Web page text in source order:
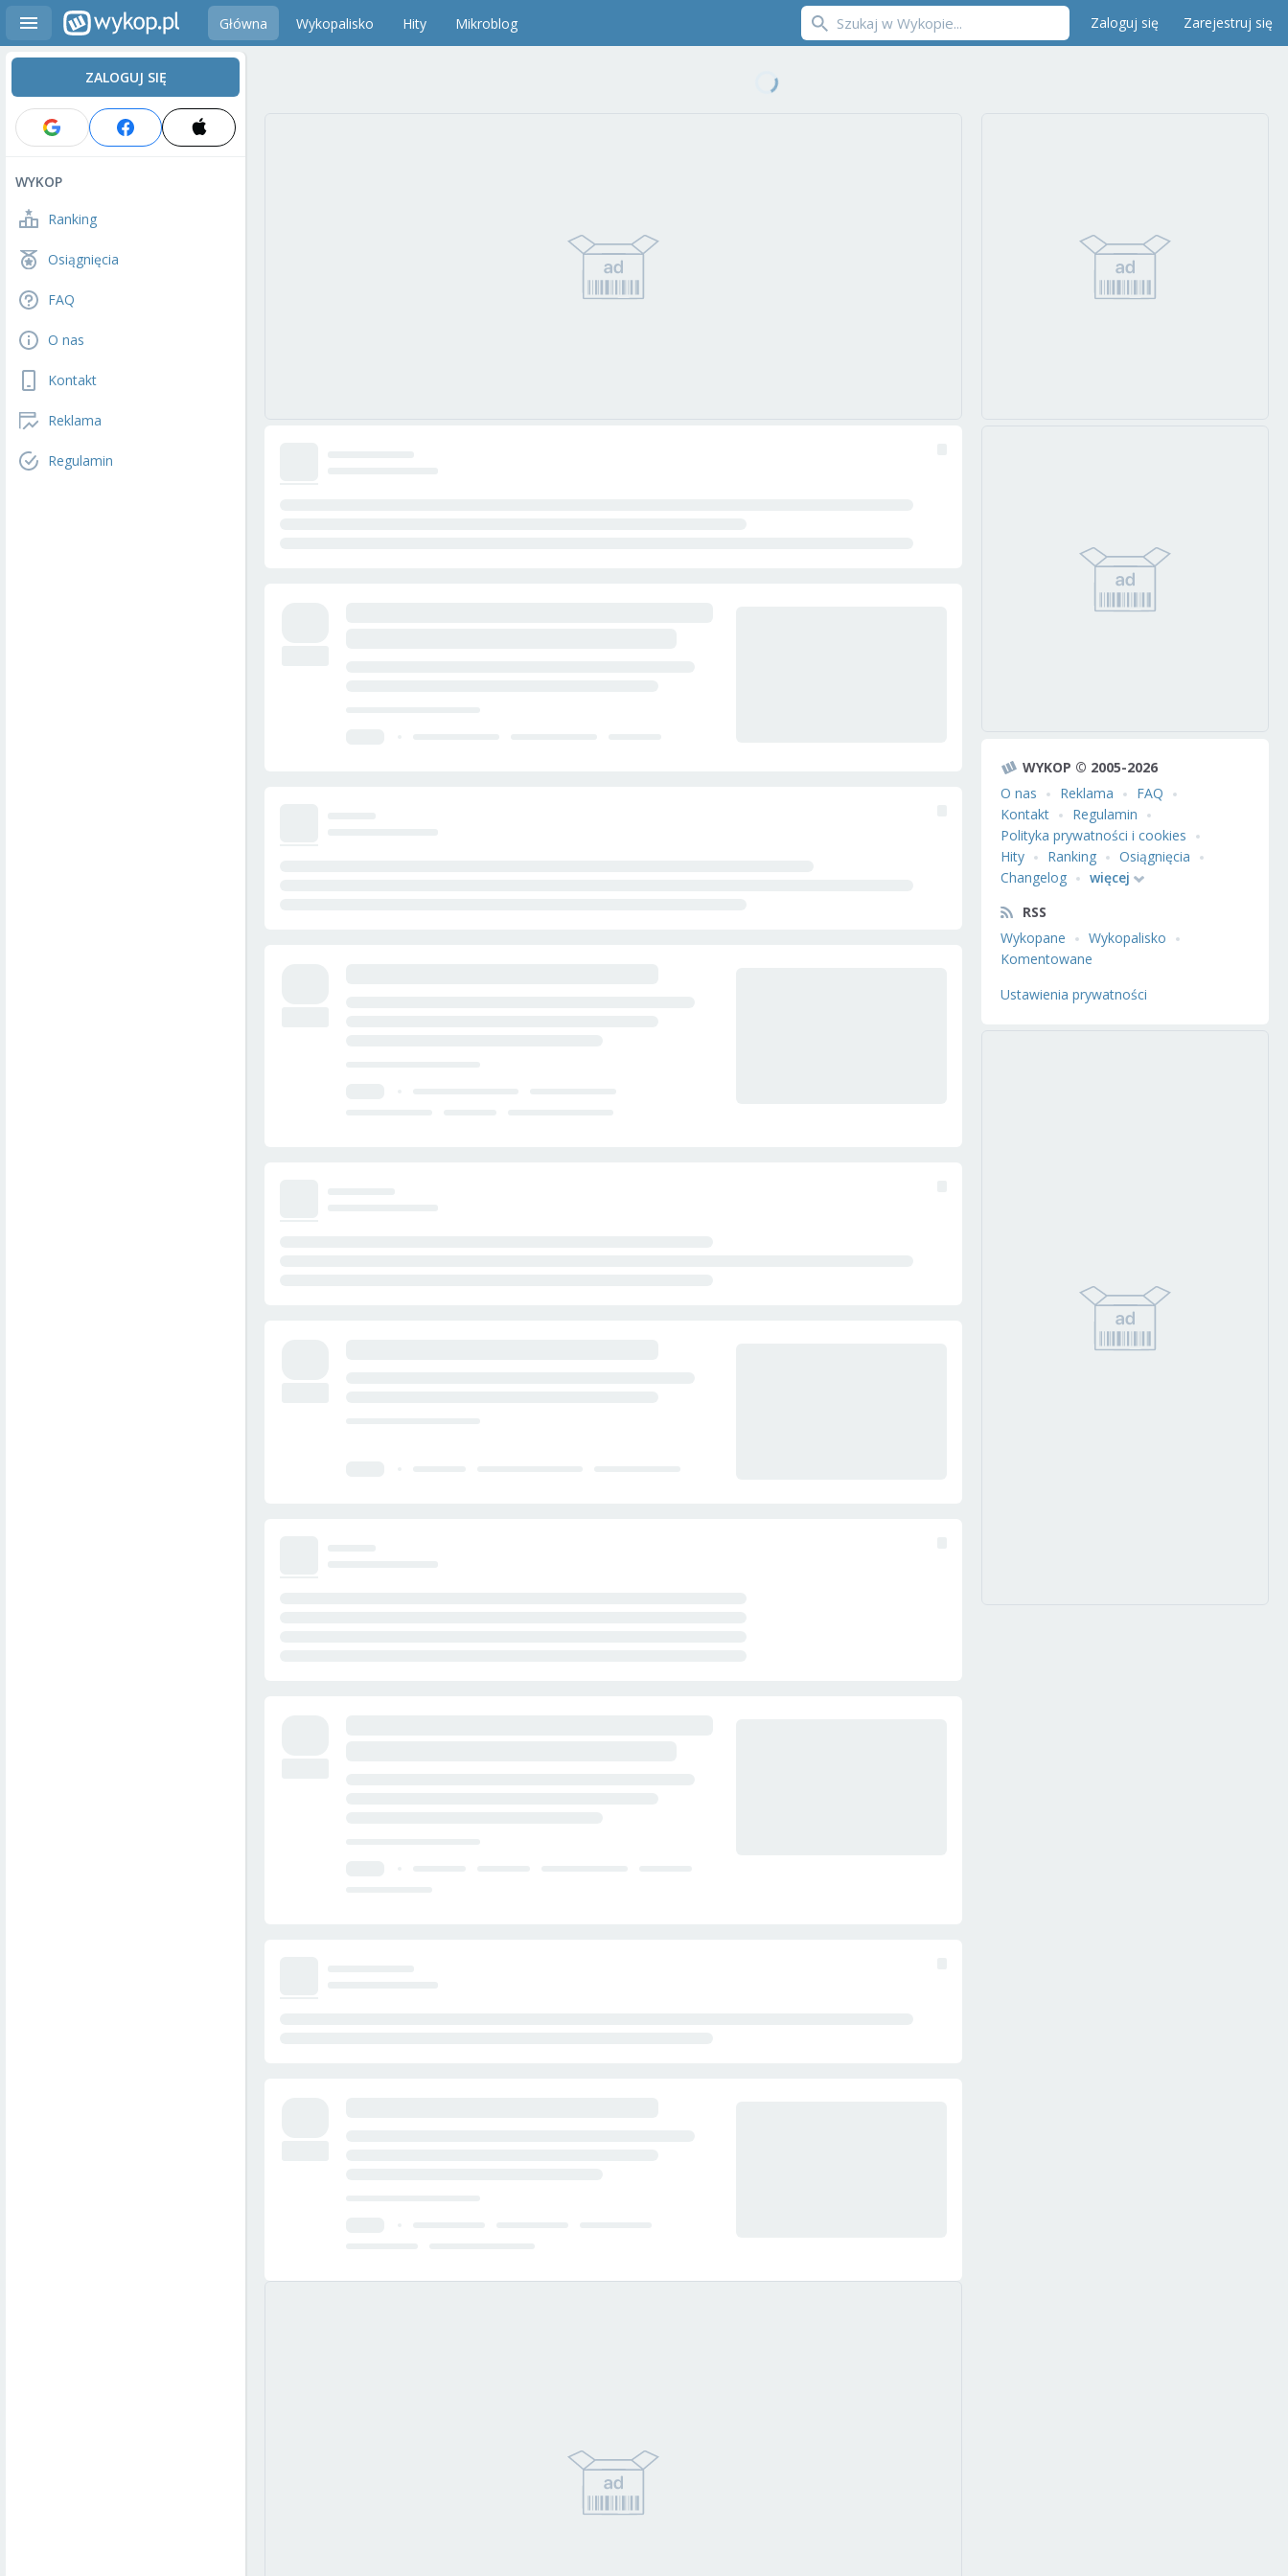
Główna Wykopalisko Hity Mikroblog Zaloguj się Zarejestruj się
ZALOGUJ SIĘ
WYKOP
Ranking
Osiągnięcia
FAQ
O nas
Kontakt
Reklama
Regulamin
WYKOP © 2005-2026
O nas
Reklama
FAQ
Kontakt
Regulamin
Polityka prywatności i cookies
Hity
Ranking
Osiągnięcia
Changelog
więcej
RSS
Wykopane
Wykopalisko
Komentowane
Ustawienia prywatności